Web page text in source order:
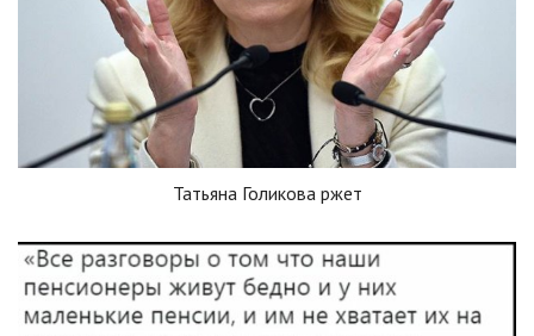
Татьяна Голикова ржет